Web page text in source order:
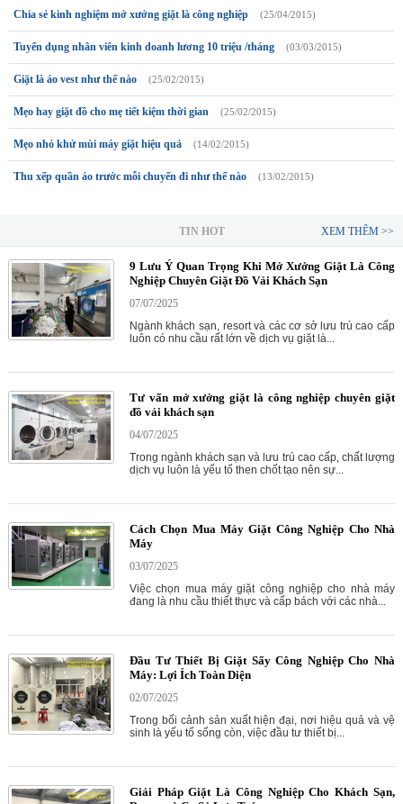
Chia sẻ kinh nghiệm mở xưởng giặt là công nghiệp (25/04/2015)
Tuyển dụng nhân viên kinh doanh lương 10 triệu /tháng (03/03/2015)
Giặt là áo vest như thế nào (25/02/2015)
Mẹo hay giặt đồ cho mẹ tiết kiệm thời gian (25/02/2015)
Mẹo nhỏ khử mùi máy giặt hiệu quả (14/02/2015)
Thu xếp quần áo trước mỗi chuyến đi như thế nào (13/02/2015)
TIN HOT XEM THÊM >>
9 Lưu Ý Quan Trọng Khi Mở Xưởng Giặt Là Công
Nghiệp Chuyên Giặt Đồ Vải Khách Sạn
07/07/2025
Ngành khách sạn, resort và các cơ sở lưu trú cao cấp
luôn có nhu cầu rất lớn về dịch vụ giặt là...
Tư vấn mở xưởng giặt là công nghiệp chuyên giặt
đồ vải khách sạn
04/07/2025
Trong ngành khách sạn và lưu trú cao cấp, chất lượng
dịch vụ luôn là yếu tố then chốt tạo nên sự...
Cách Chọn Mua Máy Giặt Công Nghiệp Cho Nhà
Máy
03/07/2025
Việc chọn mua máy giặt công nghiệp cho nhà máy
đang là nhu cầu thiết thực và cấp bách với các nhà...
Đầu Tư Thiết Bị Giặt Sấy Công Nghiệp Cho Nhà
Máy: Lợi Ích Toàn Diện
02/07/2025
Trong bối cảnh sản xuất hiện đại, nơi hiệu quả và vệ
sinh là yếu tố sống còn, việc đầu tư thiết bị...
Giải Pháp Giặt Là Công Nghiệp Cho Khách Sạn,